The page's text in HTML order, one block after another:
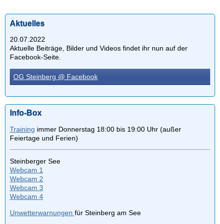
Aktuelles
20.07.2022
Aktuelle Beiträge, Bilder und Videos findet ihr nun auf der
Facebook-Seite.
OG Steinberg @ Facebook
Info-Box
Training immer Donnerstag 18:00 bis 19:00 Uhr (außer
Feiertage und Ferien)
Steinberger See
Webcam 1
Webcam 2
Webcam 3
Webcam 4
Unwetterwarnungen für Steinberg am See